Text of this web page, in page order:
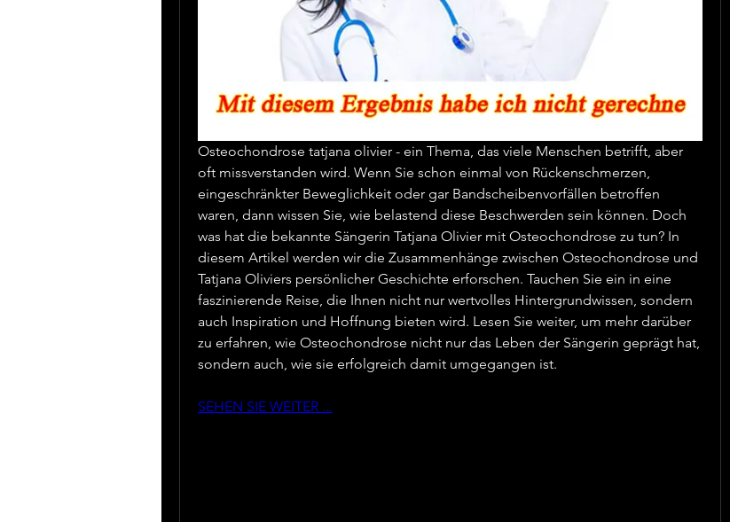
Osteochondrose tatjana olivier - ein Thema, das viele Menschen betrifft, aber
oft missverstanden wird. Wenn Sie schon einmal von Rückenschmerzen,
eingeschränkter Beweglichkeit oder gar Bandscheibenvorfällen betroffen
waren, dann wissen Sie, wie belastend diese Beschwerden sein können. Doch
was hat die bekannte Sängerin Tatjana Olivier mit Osteochondrose zu tun? In
diesem Artikel werden wir die Zusammenhänge zwischen Osteochondrose und
Tatjana Oliviers persönlicher Geschichte erforschen. Tauchen Sie ein in eine
faszinierende Reise, die Ihnen nicht nur wertvolles Hintergrundwissen, sondern
auch Inspiration und Hoffnung bieten wird. Lesen Sie weiter, um mehr darüber
zu erfahren, wie Osteochondrose nicht nur das Leben der Sängerin geprägt hat,
sondern auch, wie sie erfolgreich damit umgegangen ist.
SEHEN SIE WEITER ...